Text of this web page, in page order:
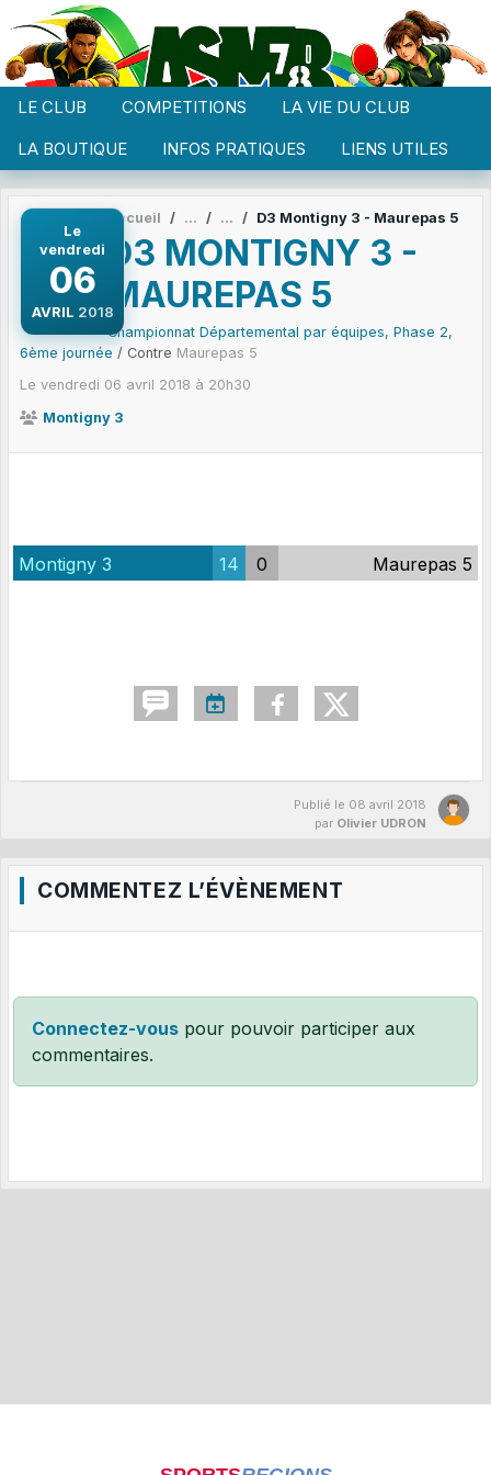
LE CLUB COMPETITIONS
LA VIE DU CLUB
LA BOUTIQUE
INFOS PRATIQUES LIENS UTILES
Le
vendredi
06
AVRIL 2018
Accueil D3 Montigny 3 - Maurepas 5
D3 MONTIGNY 3 -
MAUREPAS 5
Championnat Départemental par équipes, Phase 2,
6ème journée / Contre Maurepas 5
Le vendredi 06 avril 2018 à 20h30
Montigny 3
Montigny 3 14 0 Maurepas 5
Publié le 08 avril 2018
par Olivier UDRON
COMMENTEZ L’ÉVÈNEMENT
Connectez-vous pour pouvoir participer aux
commentaires.
Panneau de gestion des cookies